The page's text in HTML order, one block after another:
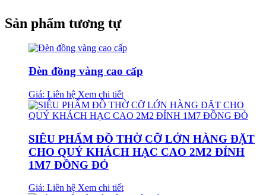
Sản phẩm tương tự
Đèn đồng vàng cao cấp
Giá: Liên hệ Xem chi tiết
SIÊU PHẨM ĐỒ THỜ CỠ LỚN HÀNG ĐẶT
CHO QUÝ KHÁCH HẠC CAO 2M2 ĐỈNH
1M7 ĐỒNG ĐỎ
Giá: Liên hệ Xem chi tiết